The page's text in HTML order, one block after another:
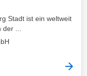
Stadt ist ein weltweit
...